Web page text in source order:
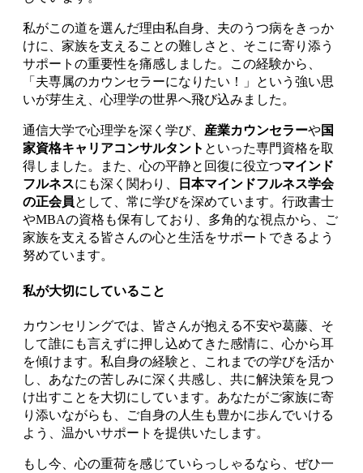
私がこの道を選んだ理由私自身、夫のうつ病をきっか
けに、家族を支えることの難しさと、そこに寄り添う
サポートの重要性を痛感しました。この経験から、
「夫専属のカウンセラーになりたい！」という強い思
いが芽生え、心理学の世界へ飛び込みました。
通信大学で心理学を深く学び、 産業カウンセラーや国
家資格キャリアコンサルタント といった専門資格を取
得しました。また、心の平静と回復に役立つマインド
フルネスにも深く関わり、
日本マインドフルネス学会
の正会員として、常に学びを深めています。行政書士
やMBAの資格も保有しており、多角的な視点から、ご
家族を支える皆さんの心と生活をサポートできるよう
努めています。
私が大切にしていること
カウンセリングでは、皆さんが抱える不安や葛藤、そ
して誰にも言えずに押し込めてきた感情に、心から耳
を傾けます。私自身の経験と、これまでの学びを活か
し、あなたの苦しみに深く共感し、共に解決策を見つ
け出すことを大切にしています。あなたがご家族に寄
り添いながらも、ご自身の人生も豊かに歩んでいける
よう、温かいサポートを提供いたします。
もし今、心の重荷を感じていらっしゃるなら、ぜひ一